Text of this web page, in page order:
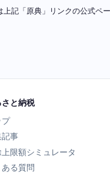
記「原典」リンクの公式ペ
と納税
プ
記事
限額シミュレータ
ある質問